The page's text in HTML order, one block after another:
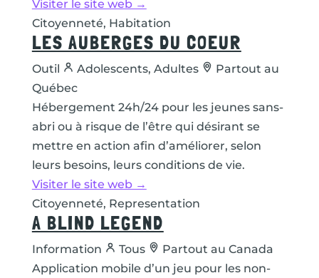
Visiter le site web →
Citoyenneté, Habitation
LES AUBERGES DU COEUR
Outil Adolescents, Adultes
Partout au
Québec
Hébergement 24h/24 pour les jeunes sans-
abri ou à risque de l’être qui désirant se
mettre en action afin d’améliorer, selon
leurs besoins, leurs conditions de vie.
Visiter le site web →
Citoyenneté, Representation
A BLIND LEGEND
Information Tous
Partout au Canada
Application mobile d’un jeu pour les non-